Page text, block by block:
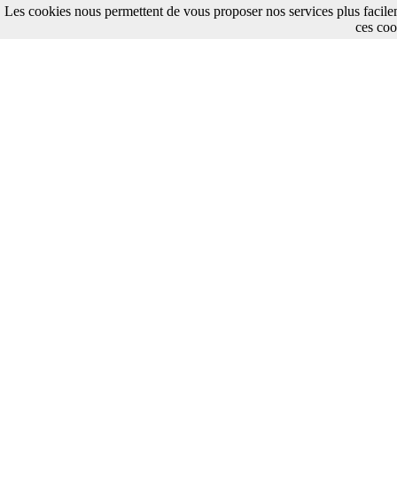
Les cookies nous permettent de vous proposer nos services plus
ces